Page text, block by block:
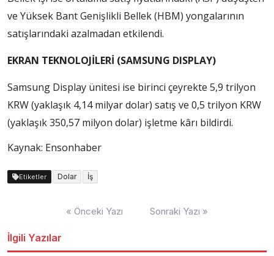
ve Yüksek Bant Genişlikli Bellek (HBM) yongalarının
satışlarındaki azalmadan etkilendi.
EKRAN TEKNOLOJİLERİ (SAMSUNG DISPLAY)
Samsung Display ünitesi ise birinci çeyrekte 5,9 trilyon
KRW (yaklaşık 4,14 milyar dolar) satış ve 0,5 trilyon KRW
(yaklaşık 350,57 milyon dolar) işletme kârı bildirdi.
Kaynak: Ensonhaber
Etiketler Dolar İş
« Önceki Yazı Sonraki Yazı »
İlgili Yazılar